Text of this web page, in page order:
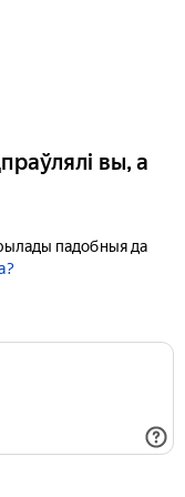
вы, а
падобныя да